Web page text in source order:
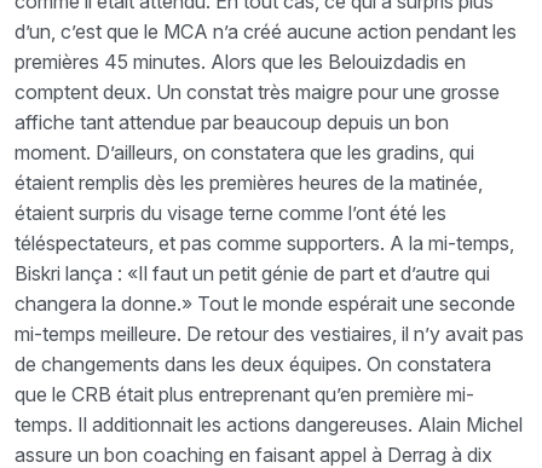
d’un, c’est que le MCA n’a créé aucune action pendant les
premières 45 minutes. Alors que les Belouizdadis en
comptent deux. Un constat très maigre pour une grosse
affiche tant attendue par beaucoup depuis un bon
moment. D’ailleurs, on constatera que les gradins, qui
étaient remplis dès les premières heures de la matinée,
étaient surpris du visage terne comme l’ont été les
téléspectateurs, et pas comme supporters. A la mi-temps,
Biskri lança : «Il faut un petit génie de part et d’autre qui
changera la donne.» Tout le monde espérait une seconde
mi-temps meilleure. De retour des vestiaires, il n’y avait pas
de changements dans les deux équipes. On constatera
que le CRB était plus entreprenant qu’en première mi-
temps. Il additionnait les actions dangereuses. Alain Michel
assure un bon coaching en faisant appel à Derrag à dix